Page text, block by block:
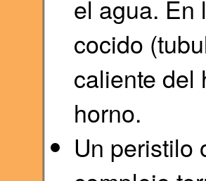
el agua. En
cocido
caliente del
horno.
Un peristilo